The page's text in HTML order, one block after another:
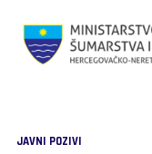
JAVNI POZIVI